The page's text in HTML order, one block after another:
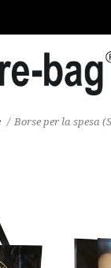
/ Borse per la spesa